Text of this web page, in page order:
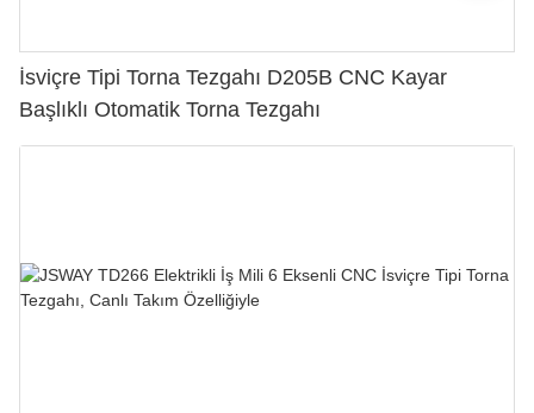
İsviçre Tipi Torna Tezgahı D205B CNC Kayar
Başlıklı Otomatik Torna Tezgahı